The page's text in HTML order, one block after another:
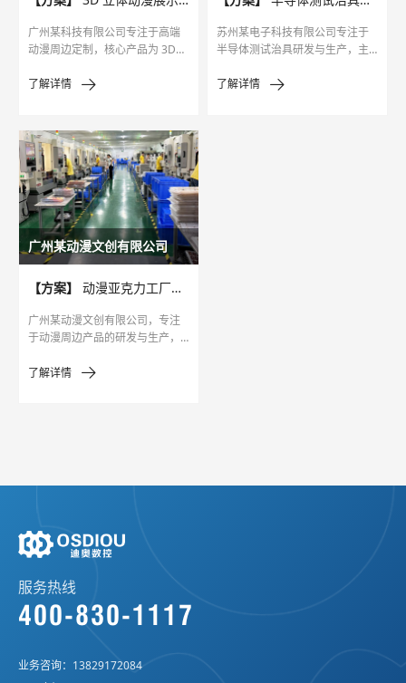
广州某科技有限公司专注于高端
动漫周边定制，核心产品为 3D
与展示，客户多为动漫收藏爱好
达 92% 以上。
了解详情
苏州某电子科技有限公司专注于
半导体测试治具研发与生产，主
试载具等，服务于芯片设计与制
了解详情
广州某动漫文创有限公司
【方案】 动漫亚克力工厂精雕机集群化升级案例
广州某动漫文创有限公司，专注
于动漫周边产品的研发与生产，
场景模型底座、镂空动漫logo钥
了解详情
服务热线
400-830-1117
业务咨询： 13829172084